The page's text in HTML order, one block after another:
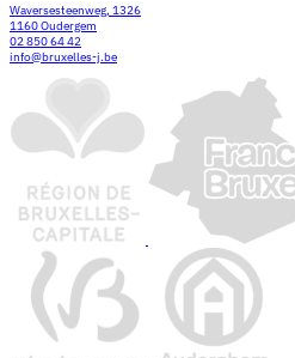
Waversesteenweg, 1326
1160 Oudergem
02 850 64 42
info@bruxelles-j.be